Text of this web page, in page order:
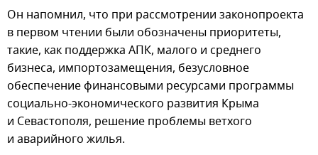
Он напомнил, что при рассмотрении законопроекта
в первом чтении были обозначены приоритеты,
такие, как поддержка АПК, малого и среднего
бизнеса, импортозамещения, безусловное
обеспечение финансовыми ресурсами программы
социально-экономического развития Крыма
и Севастополя, решение проблемы ветхого
и аварийного жилья.